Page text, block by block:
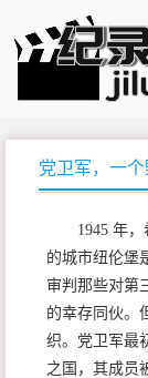
党卫军，一
1945 年
的城市纽伦堡
审判那些对第
的幸存同伙。
织。党卫军最
之国，其成员